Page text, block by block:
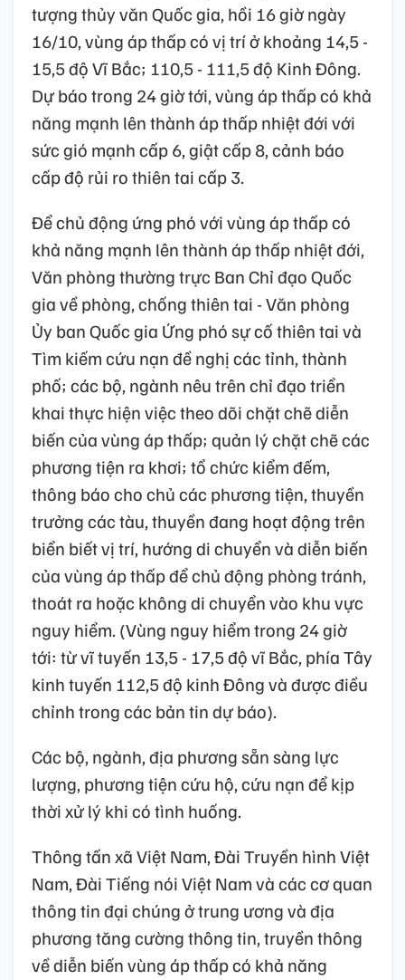
tượng thủy văn Quốc gia, hồi 16 giờ ngày
16/10, vùng áp thấp có vị trí ở khoảng 14,5 -
15,5 độ Vĩ Bắc; 110,5 - 111,5 độ Kinh Đông.
Dự báo trong 24 giờ tới, vùng áp thấp có khả
năng mạnh lên thành áp thấp nhiệt đới với
sức gió mạnh cấp 6, giật cấp 8, cảnh báo
cấp độ rủi ro thiên tai cấp 3.
Để chủ động ứng phó với vùng áp thấp có
khả năng mạnh lên thành áp thấp nhiệt đới,
Văn phòng thường trực Ban Chỉ đạo Quốc
gia về phòng, chống thiên tai - Văn phòng
Ủy ban Quốc gia Ứng phó sự cố thiên tai và
Tìm kiếm cứu nạn đề nghị các tỉnh, thành
phố; các bộ, ngành nêu trên chỉ đạo triển
khai thực hiện việc theo dõi chặt chẽ diễn
biến của vùng áp thấp; quản lý chặt chẽ các
phương tiện ra khơi; tổ chức kiểm đếm,
thông báo cho chủ các phương tiện, thuyền
trưởng các tàu, thuyền đang hoạt động trên
biển biết vị trí, hướng di chuyển và diễn biến
của vùng áp thấp để chủ động phòng tránh,
thoát ra hoặc không di chuyển vào khu vực
nguy hiểm. (Vùng nguy hiểm trong 24 giờ
tới: từ vĩ tuyến 13,5 - 17,5 độ vĩ Bắc, phía Tây
kinh tuyến 112,5 độ kinh Đông và được điều
chỉnh trong các bản tin dự báo).
Các bộ, ngành, địa phương sẵn sàng lực
lượng, phương tiện cứu hộ, cứu nạn để kịp
thời xử lý khi có tình huống.
Thông tấn xã Việt Nam, Đài Truyền hình Việt
Nam, Đài Tiếng nói Việt Nam và các cơ quan
thông tin đại chúng ở trung ương và địa
phương tăng cường thông tin, truyền thông
về diễn biến vùng áp thấp có khả năng